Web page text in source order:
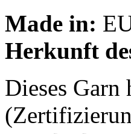
Made in:
Herkunft
Dieses Garn